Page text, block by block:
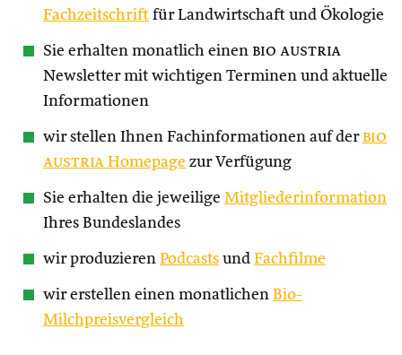
Fachzeitschrift für Landwirtschaft und Ökologie
Sie erhalten monatlich einen bio austria
Newsletter mit wichtigen Terminen und aktuelle
Informationen
wir stellen Ihnen Fachinformationen auf der bio
austria Homepage zur Verfügung
Sie erhalten die jeweilige Mitgliederinformation
Ihres Bundeslandes
wir produzieren Podcasts und Fachfilme
wir erstellen einen monatlichen Bio-
Milchpreisvergleich